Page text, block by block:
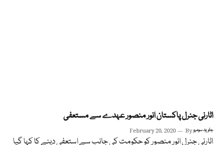
اٹارنی جنرل پاکستان انور منصور عہدے سے مستعفی
February 20, 2020 Byجاوید سومرو
اٹارنی جنرل انور منصور کو حکومت کی جانب سے استعفی دینے کا کہا گیا